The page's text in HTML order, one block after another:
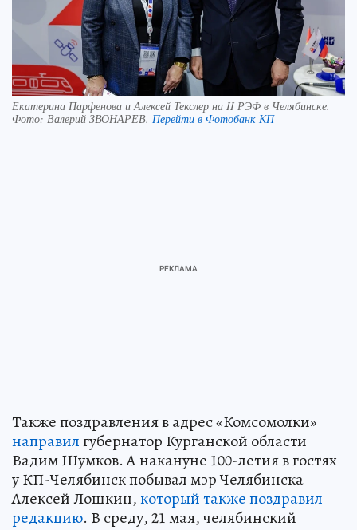
Екатерина Парфенова и Алексей Текслер на II РЭФ в Челябинске.
Фото: Валерий ЗВОНАРЕВ. Перейти в Фотобанк КП
Также поздравления в адрес «Комсомолки»
направилгубернатор Курганской области
Вадим Шумков. А накануне 100-летия в гостях
у КП-Челябинск побывал мэр Челябинска
Алексей Лошкин,который также поздравил
редакцию. В среду, 21 мая, челябинский